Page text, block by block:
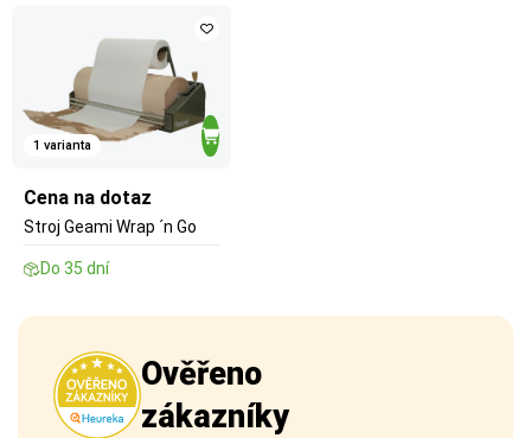
1 varianta
Cena na dotaz
Stroj Geami Wrap ´n Go
Do 35 dní
Ověřeno
zákazníky